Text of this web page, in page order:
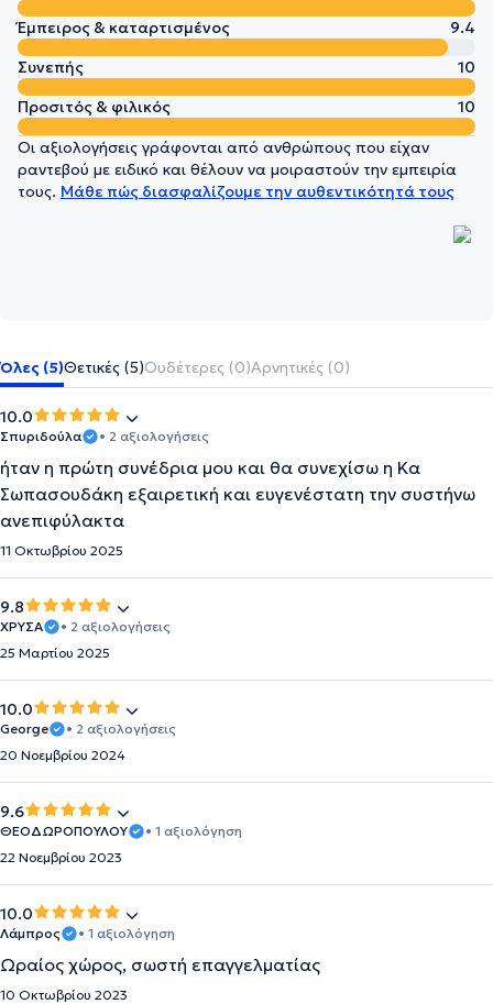
Έμπειρος & καταρτισμένος
9.4
Συνεπής
10
Προσιτός & φιλικός
10
Οι αξιολογήσεις γράφονται από ανθρώπους που είχαν
ραντεβού με ειδικό και θέλουν να μοιραστούν την εμπειρία
τους. Μάθε πώς διασφαλίζουμε την αυθεντικότητά τους
Όλες (5)Θετικές (5)Ουδέτερες (0)Αρνητικές (0)
10.0
Σπυριδούλα • 2 αξιολογήσεις
ήταν η πρώτη συνέδρια μου και θα συνεχίσω η Κα
Σωπασουδάκη εξαιρετική και ευγενέστατη την συστήνω
ανεπιφύλακτα
11 Οκτωβρίου 2025
9.8
ΧΡΥΣΑ
• 2 αξιολογήσεις
25 Μαρτίου 2025
10.0
George
• 2 αξιολογήσεις
20 Νοεμβρίου 2024
9.6
ΘΕΟΔΩΡΟΠΟΥΛΟΥ
• 1 αξιολόγηση
22 Νοεμβρίου 2023
10.0
Λάμπρος • 1 αξιολόγηση
Ωραίος χώρος, σωστή επαγγελματίας
10 Οκτωβρίου 2023